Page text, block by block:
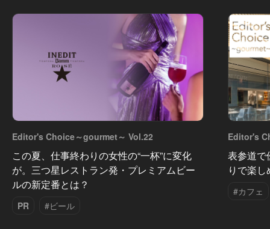
Editor's Choice～gourmet～ Vol.22
この夏、仕事終わりの女性の“一杯”に変化
が。三つ星レストラン発・プレミアムビー
ルの新定番とは？
PR #ビール
Editor's
表参道で
りで楽
#カフェ